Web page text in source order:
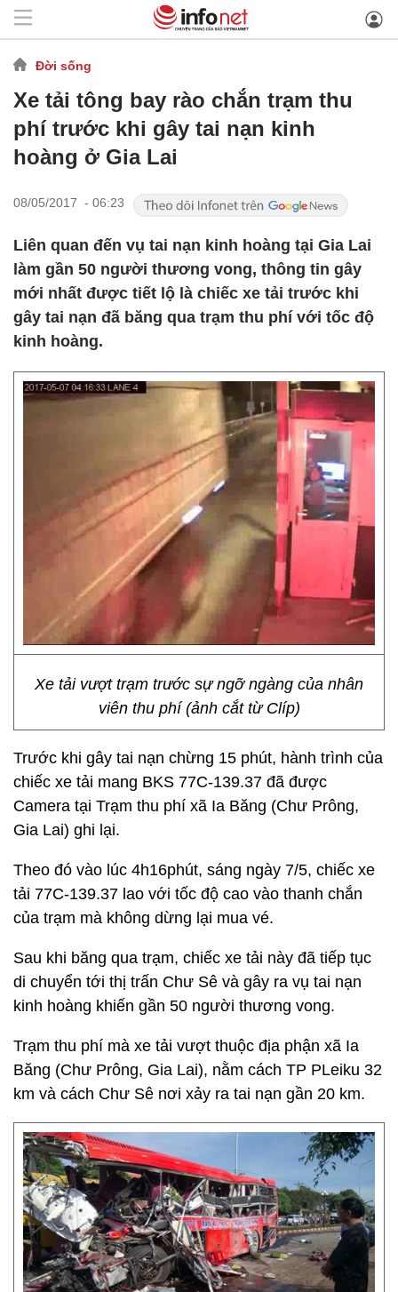
Đời sống
Xe tải tông bay rào chắn trạm thu
phí trước khi gây tai nạn kinh
hoàng ở Gia Lai
08/05/2017 - 06:23
Liên quan đến vụ tai nạn kinh hoàng tại Gia Lai
làm gần 50 người thương vong, thông tin gây
mới nhất được tiết lộ là chiếc xe tải trước khi
gây tai nạn đã băng qua trạm thu phí với tốc độ
kinh hoàng.
Xe tải vượt trạm trước sự ngỡ ngàng của nhân
viên thu phí (ảnh cắt từ Clíp)
Trước khi gây tai nạn chừng 15 phút, hành trình của
chiếc xe tải mang BKS 77C-139.37 đã được
Camera tại Trạm thu phí xã Ia Băng (Chư Prông,
Gia Lai) ghi lại.
Theo đó vào lúc 4h16phút, sáng ngày 7/5, chiếc xe
tải 77C-139.37 lao với tốc độ cao vào thanh chắn
của trạm mà không dừng lại mua vé.
Sau khi băng qua trạm, chiếc xe tải này đã tiếp tục
di chuyển tới thị trấn Chư Sê và gây ra vụ tai nạn
kinh hoàng khiến gần 50 người thương vong.
Trạm thu phí mà xe tải vượt thuộc địa phận xã Ia
Băng (Chư Prông, Gia Lai), nằm cách TP PLeiku 32
km và cách Chư Sê nơi xảy ra tai nạn gần 20 km.